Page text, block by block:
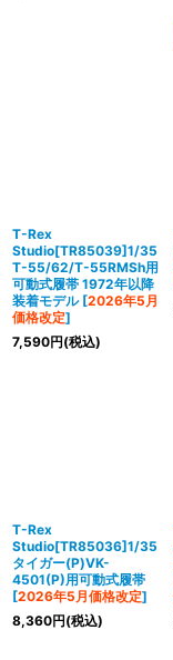
T-Rex
Studio[TR85039]1/35
T-55/62/T-55RMSh用
可動式履帯 1972年以降
装着モデル [2026年5月
価格改定]
7,590円(税込)
T-Rex
Studio[TR85036]1/35
タイガー(P)VK-
4501(P)用可動式履帯
[2026年5月価格改定]
8,360円(税込)